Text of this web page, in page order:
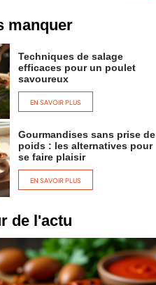
manquer
Techniques de salage
efficaces pour un poulet
savoureux
EN SAVOIR PLUS
Gourmandises sans prise de
poids : les alternatives pour
se faire plaisir
EN SAVOIR PLUS
de l'actu